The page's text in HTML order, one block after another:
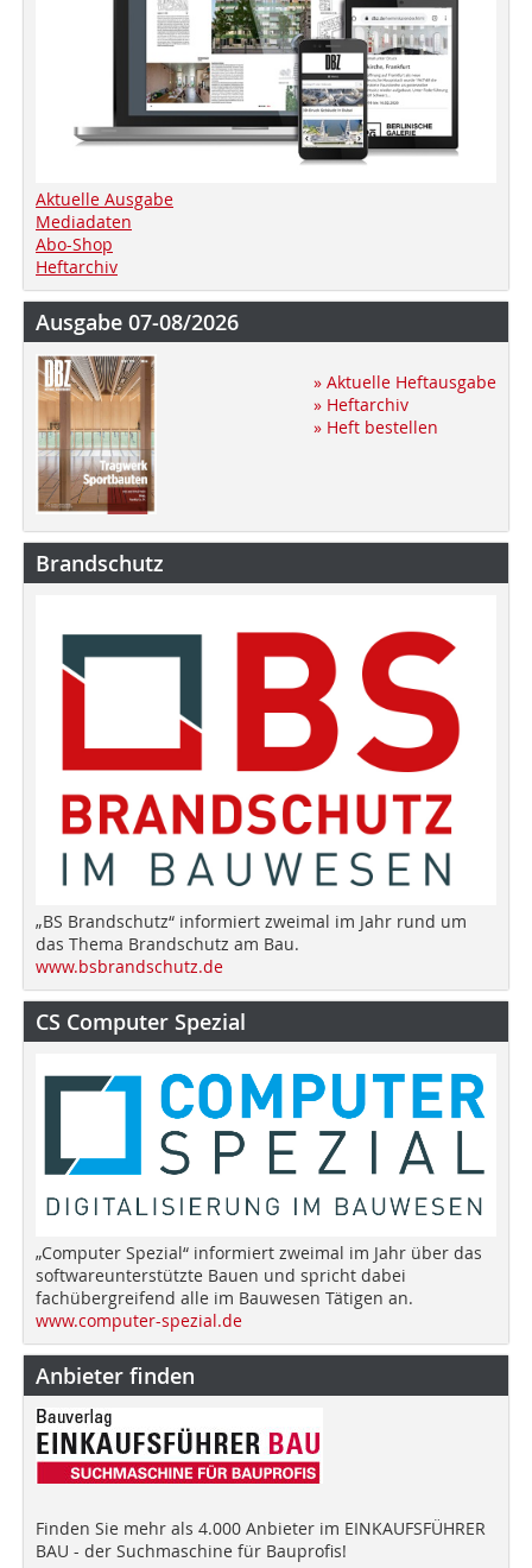
Aktuelle Ausgabe
Mediadaten
Abo-Shop
Heftarchiv
Ausgabe 07-08/2026
» Aktuelle Heftausgabe
» Heftarchiv
» Heft bestellen
Brandschutz
„BS Brandschutz“ informiert zweimal im Jahr rund um
das Thema Brandschutz am Bau.
www.bsbrandschutz.de
CS Computer Spezial
„Computer Spezial“ informiert zweimal im Jahr über das
softwareunterstützte Bauen und spricht dabei
fachübergreifend alle im Bauwesen Tätigen an.
www.computer-spezial.de
Anbieter finden
Finden Sie mehr als 4.000 Anbieter im EINKAUFSFÜHRER
BAU - der Suchmaschine für Bauprofis!